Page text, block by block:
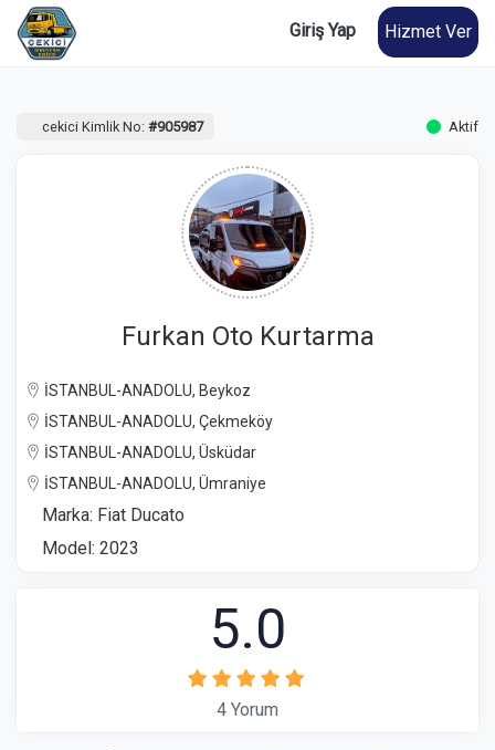
Giriş Yap Hizmet Ver
cekici Kimlik No: #905987 Aktif
Furkan Oto Kurtarma
İSTANBUL-ANADOLU, Beykoz
İSTANBUL-ANADOLU, Çekmeköy
İSTANBUL-ANADOLU, Üsküdar
İSTANBUL-ANADOLU, Ümraniye
Marka: Fiat Ducato
Model: 2023
5.0
4 Yorum